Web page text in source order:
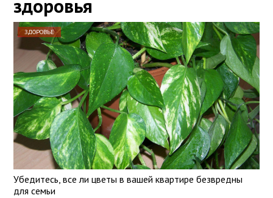
здоровья
ЗДОРОВЬЕ
Убедитесь, все ли цветы в вашей квартире безвредны
для семьи